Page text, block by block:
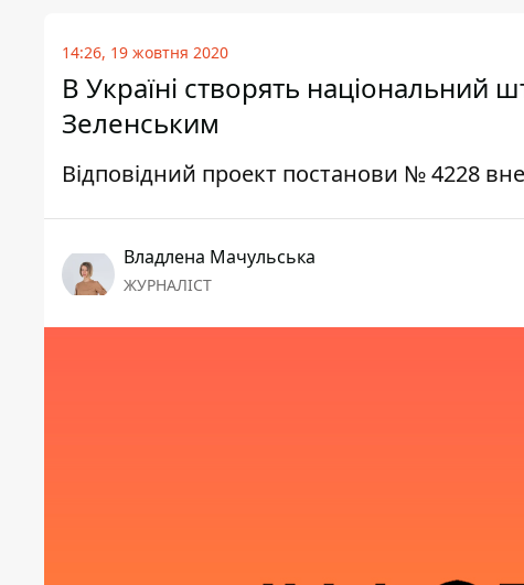
14:26, 19 жовтня 2020
В Україні створять національний
Зеленським
Відповідний проект постанови № 4228
Владлена Мачульська
ЖУРНАЛІСТ